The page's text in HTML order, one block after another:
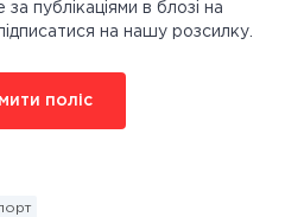
публікаціями в блозі на
на нашу розсилку.
поліс